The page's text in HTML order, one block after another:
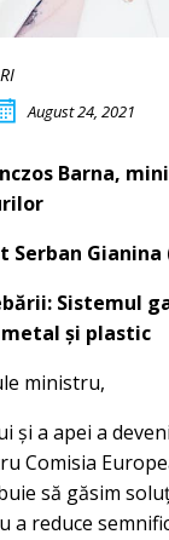
August 24, 2021
Barna,
Serban Gianina
Sistemul
și plastic
ministru,
și a apei a
Comisia
să găsim
a reduce